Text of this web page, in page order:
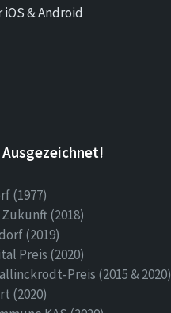
& Android
Ausgezeichnet!
(1977)
(2018)
(2019)
Preis (2020)
Preis (2015 & 2020)
(2020)